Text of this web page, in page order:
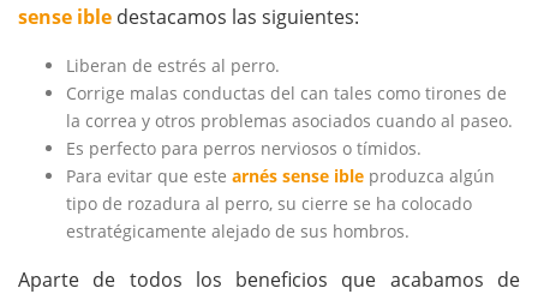
sense ible destacamos las siguientes:
Liberan de estrés al perro.
Corrige malas conductas del can tales como tirones de
la correa y otros problemas asociados cuando al paseo.
Es perfecto para perros nerviosos o tímidos.
Para evitar que este arnés sense ible produzca algún
tipo de rozadura al perro, su cierre se ha colocado
estratégicamente alejado de sus hombros.
Aparte de todos los beneficios que acabamos de